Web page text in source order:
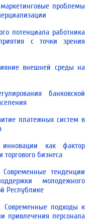
проблемы
потенциала работника
c точки зрения
внешней среды на
банковской
платежных систем в
как фактор
бизнеса
тенденции
молодежного
Республике
Современные подходы к
привлечения персонала